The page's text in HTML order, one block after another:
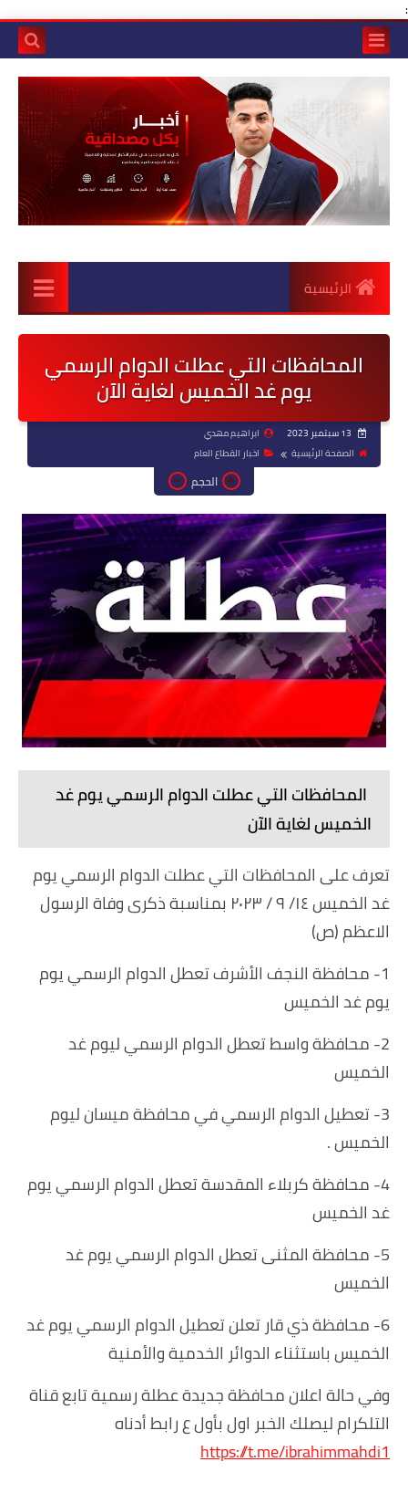
:
الرئيسية
المحافظات التي عطلت الدوام الرسمي
يوم غد الخميس لغاية الآن
ابراهيم مهدي
الصفحة الرئيسية
اخبار القطاع العام
الحجم
المحافظات التي عطلت الدوام الرسمي يوم غد
الخميس لغاية الآن
تعرف على المحافظات التي عطلت الدوام الرسمي يوم
غد الخميس ١٤/ ٩ / ٢٠٢٣ بمناسبة ذكرى وفاة الرسول
الاعظم (ص)
1- محافظة النجف الأشرف تعطل الدوام الرسمي يوم
يوم غد الخميس
2- محافظة واسط تعطل الدوام الرسمي ليوم غد
الخميس
3- تعطيل الدوام الرسمي في محافظة ميسان ليوم
الخميس .
4- محافظة كربلاء المقدسة تعطل الدوام الرسمي يوم
غد الخميس
5- محافظة المثنى تعطل الدوام الرسمي يوم غد
الخميس
6- محافظة ذي قار تعلن تعطيل الدوام الرسمي يوم غد
الخميس باستثناء الدوائر الخدمية والأمنية
وفي حالة اعلان محافظة جديدة عطلة رسمية تابع قناة
التلكرام ليصلك الخبر اول بأول ع رابط أدناه
https://t.me/ibrahimmahdi1